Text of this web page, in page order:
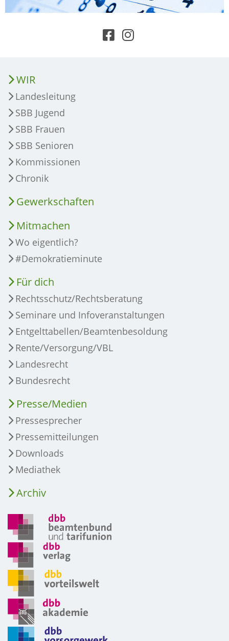
WIR
Landesleitung
SBB Jugend
SBB Frauen
SBB Senioren
Kommissionen
Chronik
Gewerkschaften
Mitmachen
Wo eigentlich?
#Demokratieminute
Für dich
Rechtsschutz/Rechtsberatung
Seminare und Infoveranstaltungen
Entgelttabellen/Beamtenbesoldung
Rente/Versorgung/VBL
Landesrecht
Bundesrecht
Presse/Medien
Pressesprecher
Pressemitteilungen
Downloads
Mediathek
Archiv